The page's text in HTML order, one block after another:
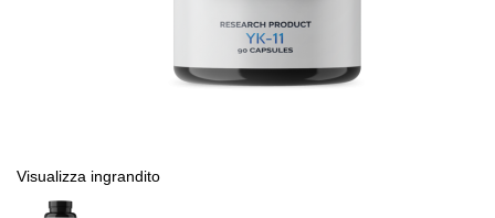
Visualizza ingrandito